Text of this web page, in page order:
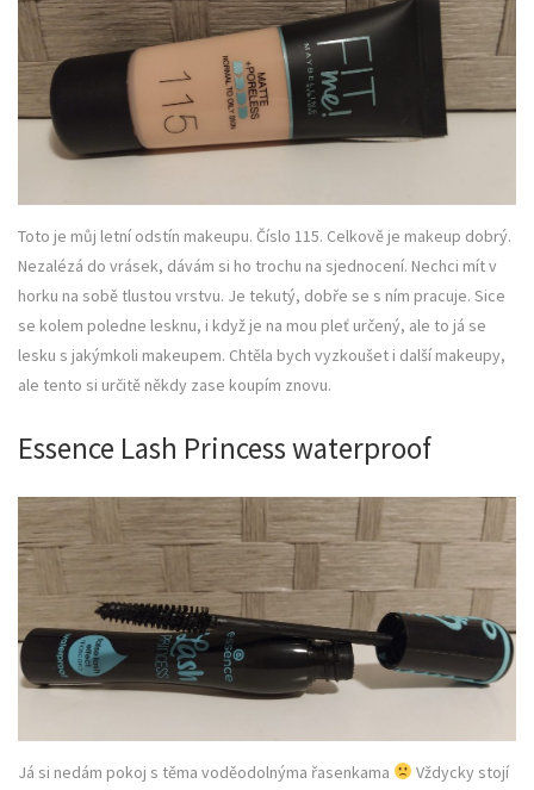
Toto je můj letní odstín makeupu. Číslo 115. Celkově je makeup dobrý.
Nezalézá do vrásek, dávám si ho trochu na sjednocení. Nechci mít v
horku na sobě tlustou vrstvu. Je tekutý, dobře se s ním pracuje. Sice
se kolem poledne lesknu, i když je na mou pleť určený, ale to já se
lesku s jakýmkoli makeupem. Chtěla bych vyzkoušet i další makeupy,
ale tento si určitě někdy zase koupím znovu.
Essence Lash Princess waterproof
Já si nedám pokoj s těma voděodolnýma řasenkama Vždycky stojí